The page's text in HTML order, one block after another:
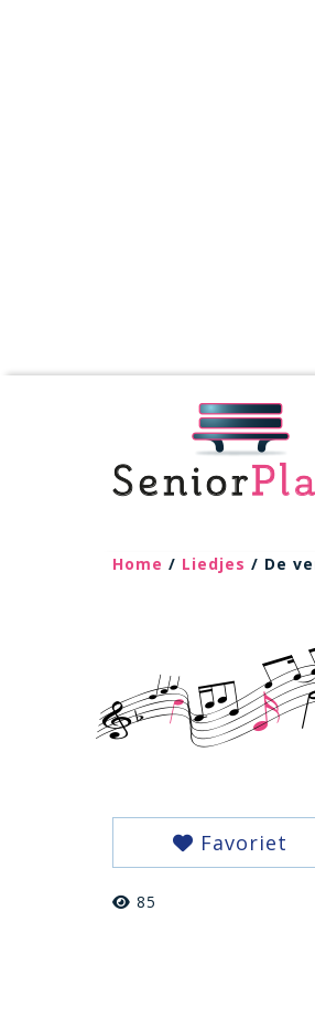
Home / Liedjes / De
Favoriet
85